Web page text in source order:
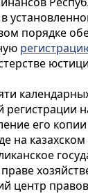
порядке
регистрации
его
на
центр